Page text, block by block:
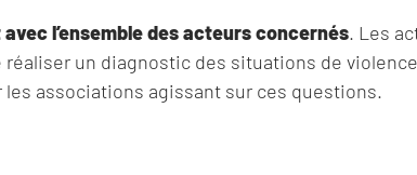
l’ensemble des acteurs concernés. Les
un diagnostic des situations de
les associations agissant sur ces questions.